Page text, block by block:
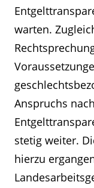
warten.
Anspruchs
stetig weiter.
hierzu